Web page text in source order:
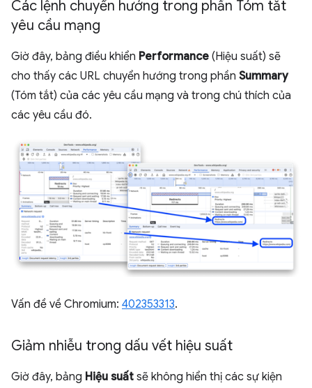
Các lệnh chuyển hướng trong phần Tóm tắt
yêu cầu mạng
Giờ đây, bảng điều khiển Performance (Hiệu suất) sẽ
cho thấy các URL chuyển hướng trong phần Summary
(Tóm tắt) của các yêu cầu mạng và trong chú thích của
các yêu cầu đó.
Vấn đề về Chromium: 402353313.
Giảm nhiễu trong dấu vết hiệu suất
Giờ đây, bảng Hiệu suất sẽ không hiển thị các sự kiện